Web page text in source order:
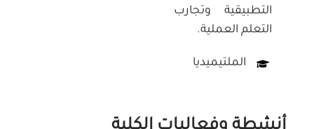
التطبيقية وتجارب
التعلم العملية.
الملتيميديا